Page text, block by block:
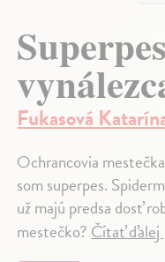
Fukasová
Ochrancovia
som superpes.
už majú predsa dosť
mestečko?Čítať ďalej